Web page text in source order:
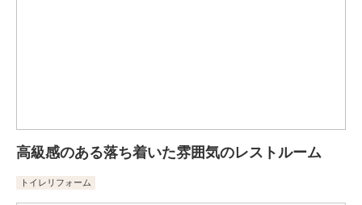
高級感のある落ち着いた雰囲気のレストルーム
トイレリフォーム